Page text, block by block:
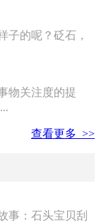
的呢？砭石，
物关注度的提
查看更多 >>
事：石头宝贝刮